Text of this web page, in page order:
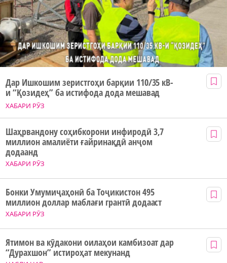
ХАБАРИ РӮЗ
Дар Ишкошим зеристгоҳи барқии 110/35 кВ-
и “Қозидеҳ” ба истифода дода мешавад
ХАБАРИ РӮЗ
Шаҳрвандону соҳибкорони инфиродӣ 3,7
миллион амалиёти ғайринақдӣ анҷом
додаанд
ХАБАРИ РӮЗ
Бонки Умумиҷаҳонӣ ба Тоҷикистон 495
миллион доллар маблағи грантӣ додааст
Ятимон ва кӯдакони оилаҳои камбизоат дар
“Дурахшон” истироҳат мекунанд